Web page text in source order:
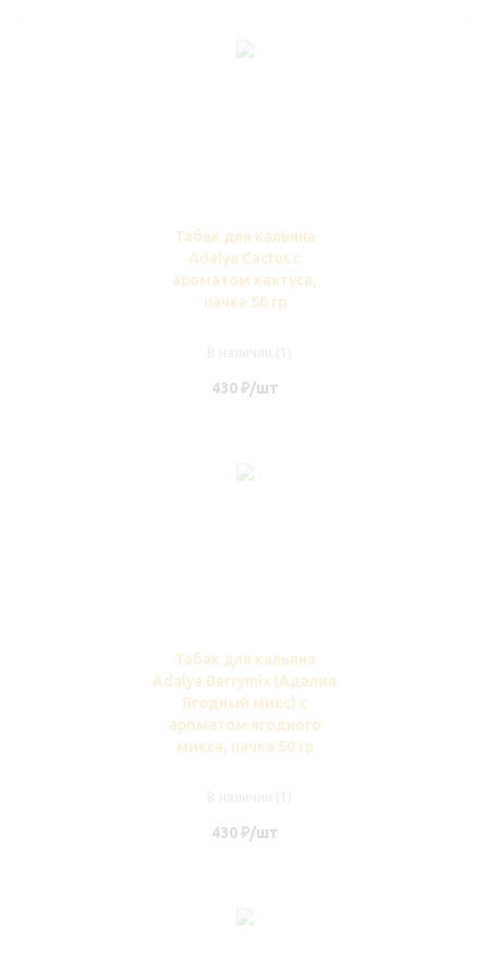
Табак для кальяна
Adalya Cactus c
ароматом кактуса,
пачка 50 гр
430₽/шт
Табак для кальяна
Adalya Berrymix (Адалия
Ягодный микс) с
ароматом ягодного
микса, пачка 50 гр
430₽/шт